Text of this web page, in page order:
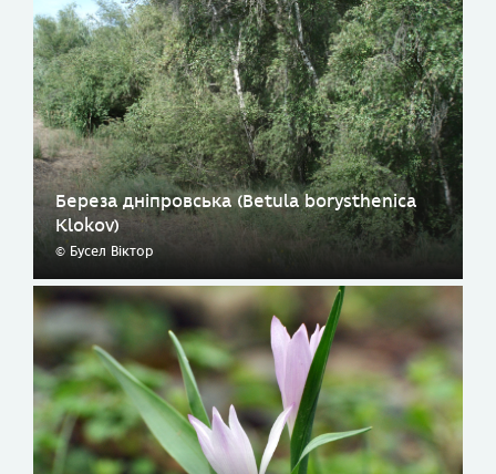
Береза дніпровська (Betula borysthenica
Klokov)
© Бусел Віктор